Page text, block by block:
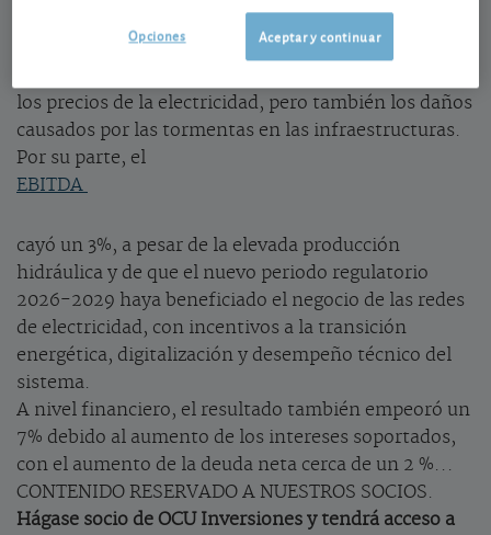
cayó un 12 % en el primer trimestre, hasta situarse
los precios de la electricidad, pero también los daños
causados por las tormentas en las infraestructuras.
Por su parte, el
EBITDA
cayó un 3%, a pesar de la elevada producción
hidráulica y de que el nuevo periodo regulatorio
2026-2029 haya beneficiado el negocio de las redes
de electricidad, con incentivos a la transición
energética, digitalización y desempeño técnico del
sistema.
A nivel financiero, el resultado también empeoró un
7% debido al aumento de los intereses soportados,
con el aumento de la deuda neta cerca de un 2 %...
CONTENIDO RESERVADO A NUESTROS SOCIOS.
Hágase socio de OCU Inversiones y tendrá acceso a
Aceptar y continuar
Opciones